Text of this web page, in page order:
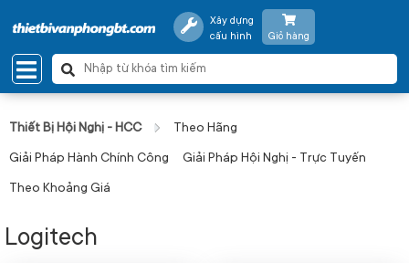
Xây dựng
cấu hình
Giỏ hàng
Thiết Bị Hội Nghị - HCC Theo Hãng
Giải Pháp Hành Chính Công Giải Pháp Hội Nghị - Trực Tuyến
Theo Khoảng Giá
Logitech